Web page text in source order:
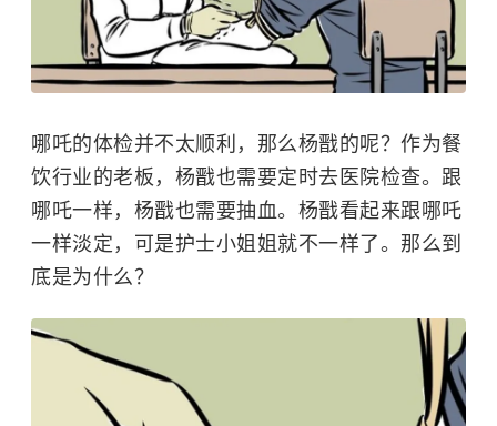
哪吒的体检并不太顺利，那么杨戬的呢？作为餐
饮行业的老板，杨戬也需要定时去医院检查。跟
哪吒一样，杨戬也需要抽血。杨戬看起来跟哪吒
一样淡定，可是护士小姐姐就不一样了。那么到
底是为什么？